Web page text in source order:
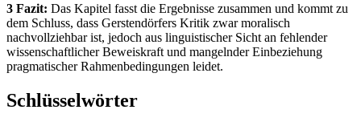
3 Fazit: Das Kapitel fasst die Ergebnisse zusammen und kommt zu
dem Schluss, dass Gerstendörfers Kritik zwar moralisch
nachvollziehbar ist, jedoch aus linguistischer Sicht an fehlender
wissenschaftlicher Beweiskraft und mangelnder Einbeziehung
pragmatischer Rahmenbedingungen leidet.
Schlüsselwörter